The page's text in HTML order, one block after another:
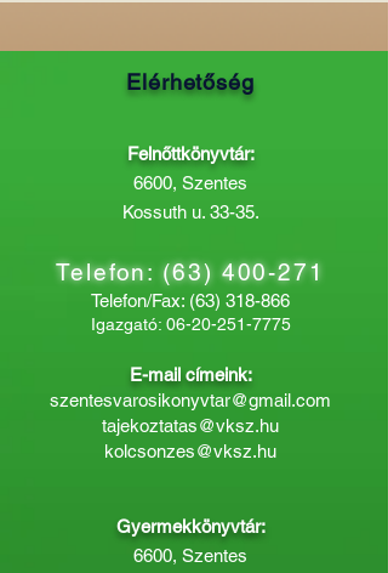
Elérhetőség
Felnőttkönyvtár:
6600, Szentes
Kossuth u. 33-35.
Telefon:(63) 400-271
Telefon/Fax: (63) 318-866
Igazgató: 06-20-251-7775
E-mail címeink:
szentesvarosikonyvtar@gmail.com
tajekoztatas@vksz.hu
kolcsonzes@vksz.hu
Gyermekkönyvtár:
6600, Szentes